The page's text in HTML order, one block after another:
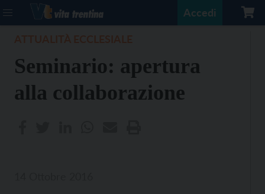
Accedi
Seminario: apertura
alla collaborazione